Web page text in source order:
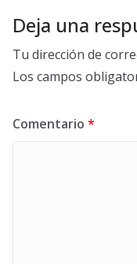
Deja una
Tu dirección de
Los campos
Comentario *